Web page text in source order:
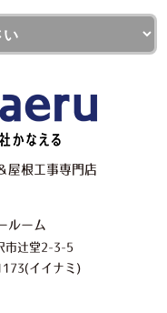
屋根工事専門店
ルーム
市辻堂2-3-5
イイナミ)